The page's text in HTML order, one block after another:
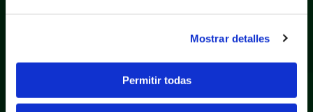
Mostrar detalles
Permitir todas
Aviso legal
Política de cookies
Mapa web